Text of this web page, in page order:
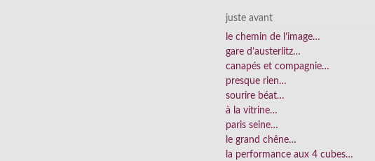
juste avant
le chemin de l’image…
gare d’austerlitz…
canapés et compagnie…
presque rien…
sourire béat…
à la vitrine…
paris seine…
le grand chêne…
la performance aux 4 cubes…